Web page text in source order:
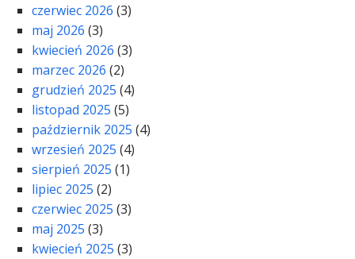
czerwiec 2026 (3)
maj 2026 (3)
kwiecień 2026 (3)
marzec 2026 (2)
grudzień 2025 (4)
listopad 2025 (5)
październik 2025 (4)
wrzesień 2025 (4)
sierpień 2025 (1)
lipiec 2025 (2)
czerwiec 2025 (3)
maj 2025 (3)
kwiecień 2025 (3)